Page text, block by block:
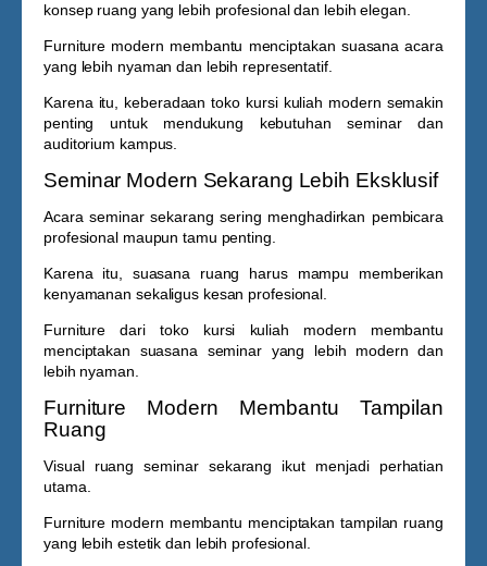
konsep ruang yang lebih profesional dan lebih elegan.
Furniture modern membantu menciptakan suasana acara
yang lebih nyaman dan lebih representatif.
Karena itu, keberadaantoko kursi kuliah modern semakin
penting untuk mendukung kebutuhan seminar dan
auditorium kampus.
Seminar Modern Sekarang Lebih Eksklusif
Acara seminar sekarang sering menghadirkan pembicara
profesional maupun tamu penting.
Karena itu, suasana ruang harus mampu memberikan
kenyamanan sekaligus kesan profesional.
Furniture daritoko kursi kuliah modern membantu
menciptakan suasana seminar yang lebih modern dan
lebih nyaman.
Furniture Modern Membantu Tampilan
Ruang
Visual ruang seminar sekarang ikut menjadi perhatian
utama.
Furniture modern membantu menciptakan tampilan ruang
yang lebih estetik dan lebih profesional.